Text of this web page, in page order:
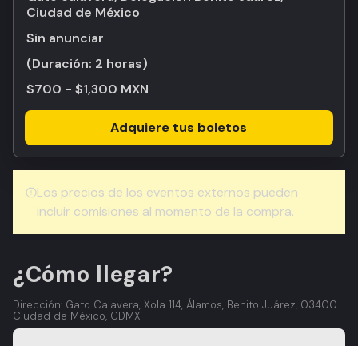
Ciudad de México
Sin anunciar
(Duración: 2 horas)
$700 - $1,300 MXN
Adquiere tus boletos
Los precios de los eventos externos pueden
incluir comisiones al momento de la compra.
¿Cómo llegar?
Dirección: Gato Calavera, Xola 114, Álamos, Benito Juárez, 03400
Ciudad de México, CDMX